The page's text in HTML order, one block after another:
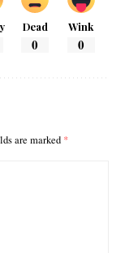
Dead
0
Wink
0
are marked *